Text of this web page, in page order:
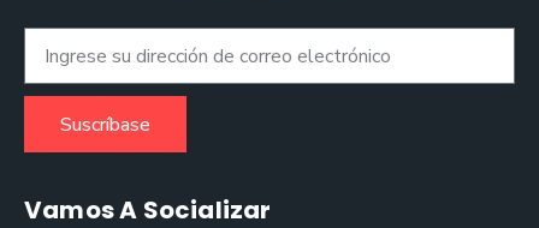
Suscríbase
Vamos A Socializar